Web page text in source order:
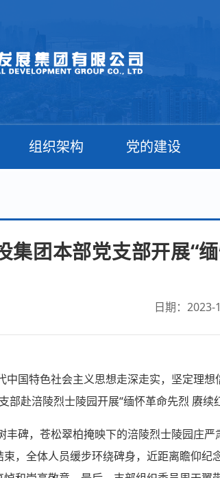
组织架构 党的建设
集团本部党支部开展“
日期：2023-
国特色社会主义思想走深走实，坚定理
赴涪陵烈士陵园开展“缅怀革命先烈 赓续
碑，苍松翠柏掩映下的涪陵烈士陵园庄
，全体人员缓步环绕碑身，近距离瞻仰